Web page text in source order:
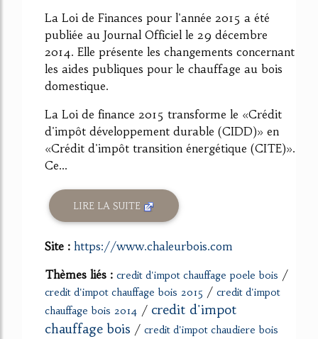
La Loi de Finances pour l'année 2015 a été
publiée au Journal Officiel le 29 décembre
2014. Elle présente les changements concernant
les aides publiques pour le chauffage au bois
domestique.
La Loi de finance 2015 transforme le «Crédit
d'impôt développement durable (CIDD)» en
«Crédit d'impôt transition énergétique (CITE)».
Ce...
LIRE LA SUITE
Site : https://www.chaleurbois.com
Thèmes liés : credit d'impot chauffage poele bois /
credit d'impot chauffage bois 2015 / credit d'impot
chauffage bois 2014 / credit d'impot
chauffage bois / credit d'impot chaudiere bois